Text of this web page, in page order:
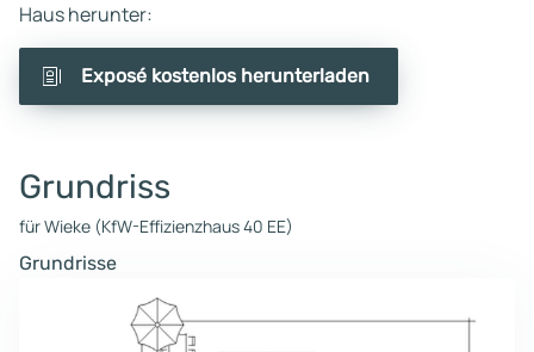
Haus herunter:
Exposé kostenlos herunterladen
Grundriss
für Wieke (KfW-Effizienzhaus 40 EE)
Grundrisse